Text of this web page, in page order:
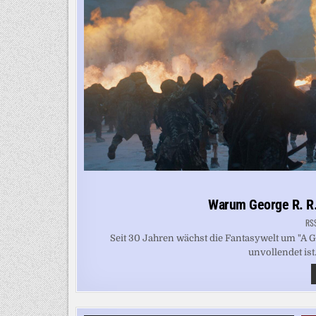
Warum George R.
Seit 30 Jahren wächst die Fantasywelt um "A
unvollendet